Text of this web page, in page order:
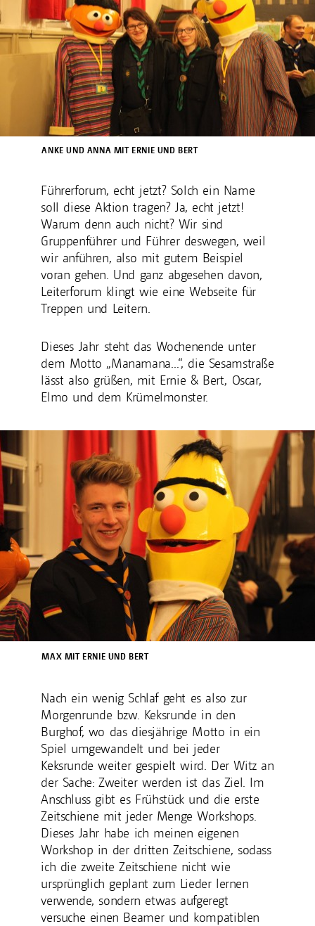
ANKE UND ANNA MIT ERNIE UND BERT
Führerforum, echt jetzt? Solch ein Name
soll diese Aktion tragen? Ja, echt jetzt!
Warum denn auch nicht? Wir sind
Gruppenführer und Führer deswegen, weil
wir anführen, also mit gutem Beispiel
voran gehen. Und ganz abgesehen davon,
Leiterforum klingt wie eine Webseite für
Treppen und Leitern.
Dieses Jahr steht das Wochenende unter
dem Motto „Manamana…“, die Sesamstraße
lässt also grüßen, mit Ernie & Bert, Oscar,
Elmo und dem Krümelmonster.
MAX MIT ERNIE UND BERT
Nach ein wenig Schlaf geht es also zur
Morgenrunde bzw. Keksrunde in den
Burghof, wo das diesjährige Motto in ein
Spiel umgewandelt und bei jeder
Keksrunde weiter gespielt wird. Der Witz an
der Sache: Zweiter werden ist das Ziel. Im
Anschluss gibt es Frühstück und die erste
Zeitschiene mit jeder Menge Workshops.
Dieses Jahr habe ich meinen eigenen
Workshop in der dritten Zeitschiene, sodass
ich die zweite Zeitschiene nicht wie
ursprünglich geplant zum Lieder lernen
verwende, sondern etwas aufgeregt
versuche einen Beamer und kompatiblen